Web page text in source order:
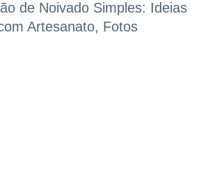
de Noivado Simples: Ideias
Artesanato, Fotos